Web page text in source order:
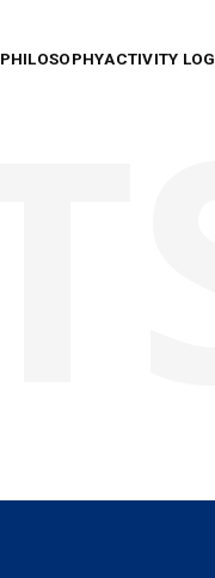
PHILOSOPHYACTIVITY LOG